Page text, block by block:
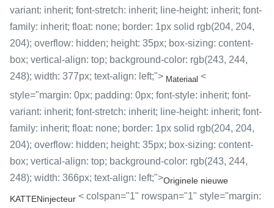
variant: inherit; font-stretch: inherit; line-height: inherit; font-
family: inherit; float: none; border: 1px solid rgb(204, 204,
204); overflow: hidden; height: 35px; box-sizing: content-
box; vertical-align: top; background-color: rgb(243, 244,
248); width: 377px; text-align: left;"> Materiaal <
style="margin: 0px; padding: 0px; font-style: inherit; font-
variant: inherit; font-stretch: inherit; line-height: inherit; font-
family: inherit; float: none; border: 1px solid rgb(204, 204,
204); overflow: hidden; height: 35px; box-sizing: content-
box; vertical-align: top; background-color: rgb(243, 244,
248); width: 366px; text-align: left;">Originele nieuwe
KATTENinjecteur < colspan="1" rowspan="1" style="margin: